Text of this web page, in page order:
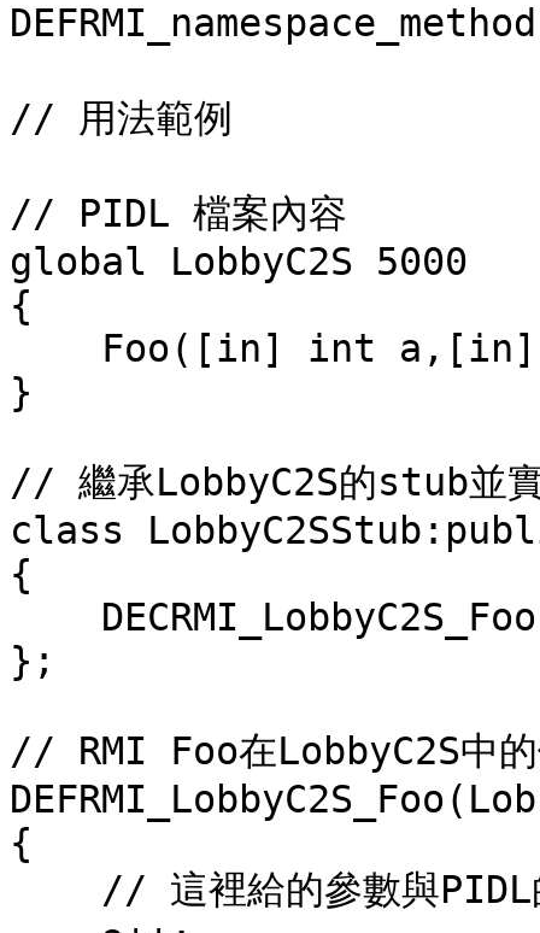
// 用法範例
// PIDL 檔案內容
global LobbyC2S 5000
{
}
// 繼承LobbyC2S的stub並
class
{
};
// RMI Foo在LobbyC2S中的
{